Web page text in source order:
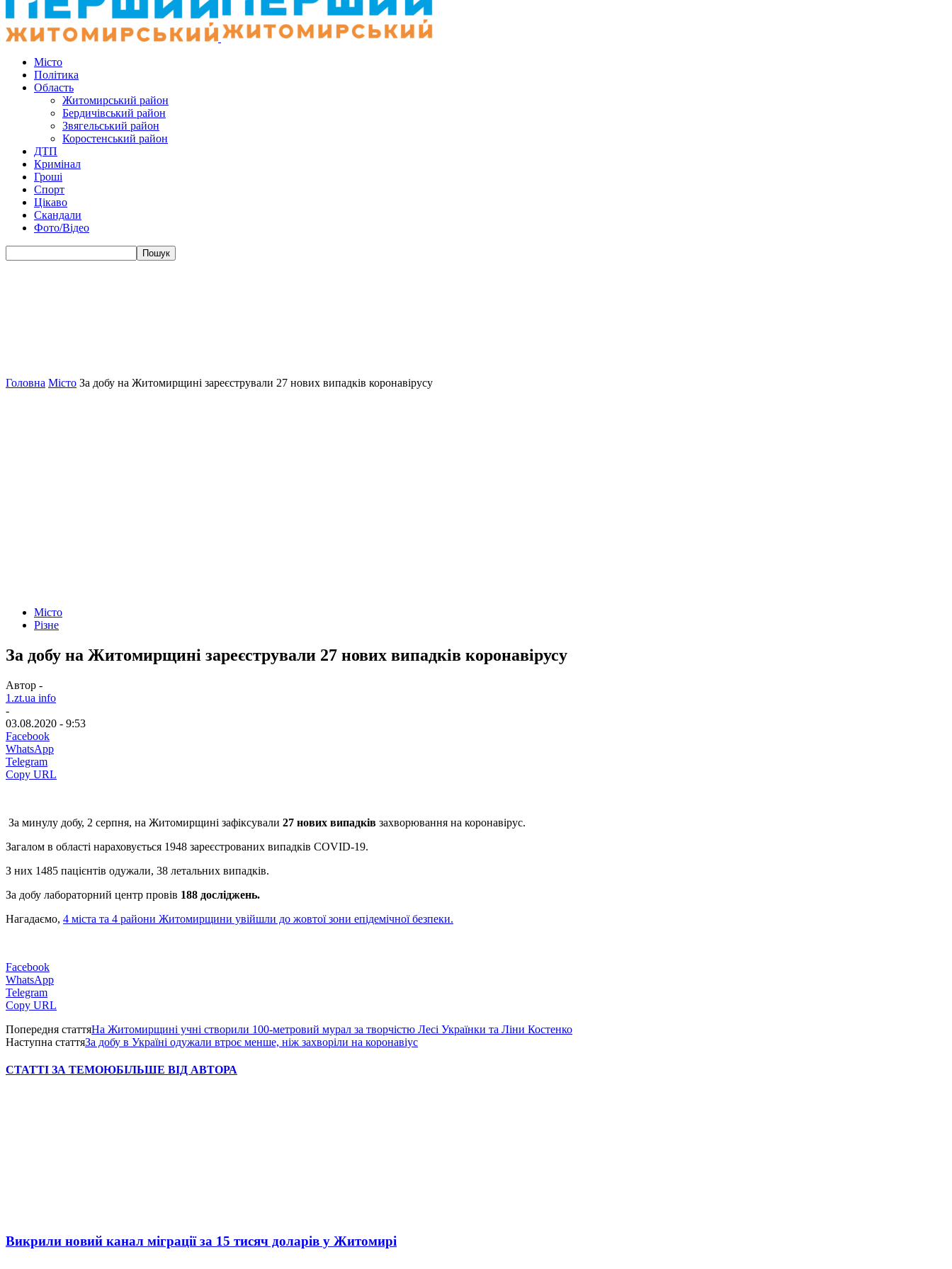
Місто
Політика
Область
Житомирський район
Бердичівський район
Звягельський район
Коростенський район
ДТП
Кримінал
Гроші
Спорт
Цікаво
Скандали
Фото/Відео
Головна Місто За добу на Житомирщині зареєстрували 27 нових випадків коронавірусу
Місто
Різне
За добу на Житомирщині зареєстрували 27 нових випадків коронавірусу
Автор -
1.zt.ua info
-
03.08.2020 - 9:53
Facebook
WhatsApp
Telegram
Copy URL
За минулу добу, 2 серпня, на Житомирщині зафіксували 27 нових випадків захворювання на коронавірус.
Загалом в області нараховується 1948 зареєстрованих випадків COVID-19.
З них 1485 пацієнтів одужали, 38 летальних випадків.
За добу лабораторний центр провів 188 досліджень.
Нагадаємо, 4 міста та 4 райони Житомирщини увійшли до жовтої зони епідемічної безпеки.
Facebook
WhatsApp
Telegram
Copy URL
Попередня статтяНа Житомирщині учні створили 100-метровий мурал за творчістю Лесі Українки та Ліни Костенко
Наступна статтяЗа добу в Україні одужали втроє менше, ніж захворіли на коронавіус
СТАТТІ ЗА ТЕМОЮБІЛЬШЕ ВІД АВТОРА
Викрили новий канал міграції за 15 тисяч доларів у Житомирі